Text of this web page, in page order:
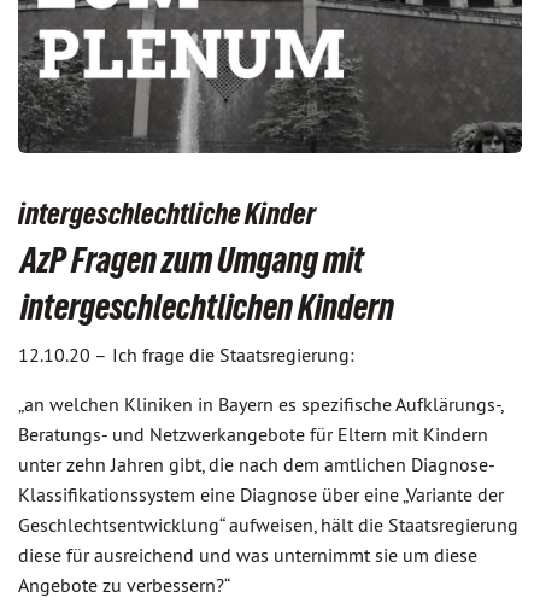
intergeschlechtliche Kinder
AzP Fragen zum Umgang mit
intergeschlechtlichen Kindern
12.10.20 – Ich frage die Staatsregierung:
„an welchen Kliniken in Bayern es spezifische Aufklärungs-,
Beratungs- und Netzwerkangebote für Eltern mit Kindern
unter zehn Jahren gibt, die nach dem amtlichen Diagnose-
Klassifikationssystem eine Diagnose über eine „Variante der
Geschlechtsentwicklung“ aufweisen, hält die Staatsregierung
diese für ausreichend und was unternimmt sie um diese
Angebote zu verbessern?“